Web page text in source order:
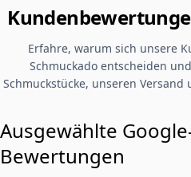
Erfahre, warum sich unsere
Schmuckado entscheiden
Schmuckstücke, unseren
Ausgewählte
Bewertungen